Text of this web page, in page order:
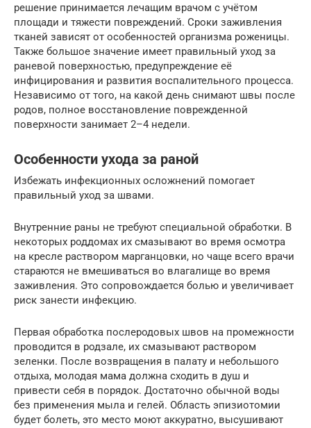
решение принимается лечащим врачом с учётом
площади и тяжести повреждений. Сроки заживления
тканей зависят от особенностей организма роженицы.
Также большое значение имеет правильный уход за
раневой поверхностью, предупреждение её
инфицирования и развития воспалительного процесса.
Независимо от того, на какой день снимают швы после
родов, полное восстановление поврежденной
поверхности занимает 2–4 недели.
Особенности ухода за раной
Избежать инфекционных осложнений помогает
правильный уход за швами.
Внутренние раны не требуют специальной обработки. В
некоторых роддомах их смазывают во время осмотра
на кресле раствором марганцовки, но чаще всего врачи
стараются не вмешиваться во влагалище во время
заживления. Это сопровождается болью и увеличивает
риск занести инфекцию.
Первая обработка послеродовых швов на промежности
проводится в родзале, их смазывают раствором
зеленки. После возвращения в палату и небольшого
отдыха, молодая мама должна сходить в душ и
привести себя в порядок. Достаточно обычной воды
без применения мыла и гелей. Область эпизиотомии
будет болеть, это место моют аккуратно, высушивают